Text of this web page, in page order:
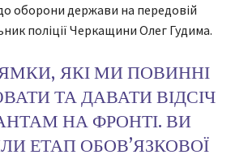
оборони держави на передовій
поліції Черкащини Олег Гудима.
ЯКІ МИ ПОВИННІ
ТА ДАВАТИ ВІДСІЧ
НА ФРОНТІ. ВИ
ЕТАП ОБОВ’ЯЗКОВОЇ